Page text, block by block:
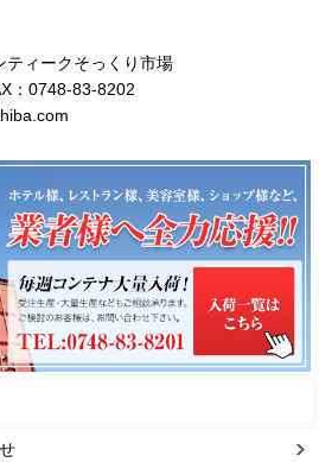
ティークそっくり市場
：0748-83-8202